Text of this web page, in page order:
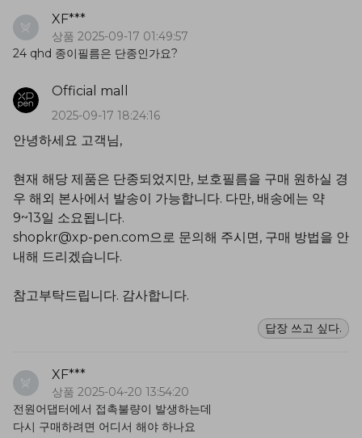
XF***
상품 2025-09-17 01:49:57
24 qhd 종이필름은 단종인가요?
Official mall
2025-09-17 18:24:16
안녕하세요 고객님,
현재 해당 제품은 단종되었지만, 보호필름을 구매 원하실 경
우 해외 본사에서 발송이 가능합니다. 다만, 배송에는 약
9~13일 소요됩니다.
shopkr@xp-pen.com으로 문의해 주시면, 구매 방법을 안
내해 드리겠습니다.
참고부탁드립니다. 감사합니다.
답장 쓰고 싶다.
XF***
상품 2025-04-20 13:54:20
전원어댑터에서 접촉불량이 발생하는데
다시 구매하려면 어디서 해야 하나요